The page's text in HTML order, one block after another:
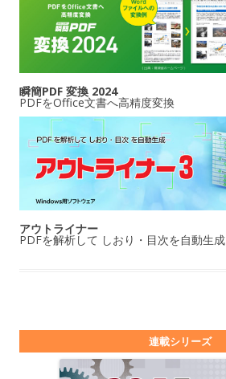
瞬簡PDF 変換 2024
PDFをOffice文書へ高精度変換
アウトライナー
PDFを解析して しおり・目次を自動生成
連載シリーズ